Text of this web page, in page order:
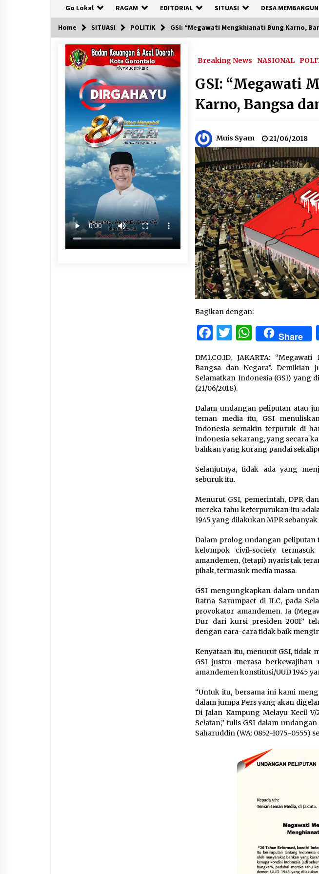
Go Lokal RAGAM EDITORIAL SITUASI DESA MEMBANGUN
Home SITUASI POLITIK GSI: “Megawati Mengkhianati Bung Karno,
Breaking News NASIONAL
GSI: “Megawati
Karno, Bangsa
Muis Syam 21/06/2018
Bagikan dengan:
Facebook
TwitterShare
DM1.CO.ID, JAKARTA:
Bangsa dan Negara”. Demikian
Selamatkan Indonesia (GSI) yang
(21/06/2018).
Dalam undangan peliputan atau
teman media itu, GSI
Indonesia semakin terpuruk di
Indonesia sekarang, yang secara
bahkan yang kurang pandai
Selanjutnya, tidak ada yang
seburuk itu.
Menurut GSI, pemerintah, DPR
mereka tahu keterpurukan itu
1945 yang dilakukan MPR
Dalam prolog undangan peliputan
kelompok civil-society
amandemen, (tetapi) nyaris tak
pihak, termasuk media massa.
GSI mengungkapkan dalam
Ratna Sarumpaet di ILC, pada
provokator amandemen. Ia
Dur dari kursi presiden 2001”
dengan cara-cara tidak baik
Kenyataan itu, menurut GSI, tidak
GSI justru merasa
amandemen konstitusi/UUD 1945
“Untuk itu, bersama ini kami
dalam jumpa Pers yang akan digelar
Di Jalan Kampung Melayu Kecil
Selatan,” tulis GSI dalam
Saharuddin (WA: 0852-1075-0555)